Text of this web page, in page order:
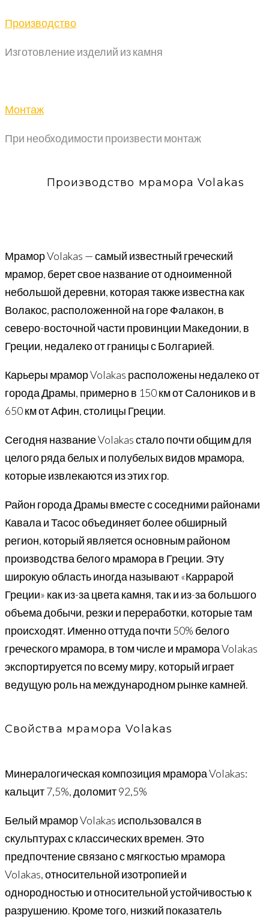
Производство
Изготовление изделий из камня
Монтаж
При необходимости произвести монтаж
Производство мрамора Volakas
Мрамор Volakas — самый известный греческий
мрамор, берет свое название от одноименной
небольшой деревни, которая также известна как
Волакос, расположенной на горе Фалакон, в
северо-восточной части провинции Македонии, в
Греции, недалеко от границы с Болгарией.
Карьеры мрамор Volakas расположены недалеко от
города Драмы, примерно в 150 км от Салоников и в
650 км от Афин, столицы Греции.
Сегодня название Volakas стало почти общим для
целого ряда белых и полубелых видов мрамора,
которые извлекаются из этих гор.
Район города Драмы вместе с соседними районами
Кавала и Тасос объединяет более обширный
регион, который является основным районом
производства белого мрамора в Греции. Эту
широкую область иногда называют «Каррарой
Греции» как из-за цвета камня, так и из-за большого
объема добычи, резки и переработки, которые там
происходят. Именно оттуда почти 50% белого
греческого мрамора, в том числе и мрамора Volakas
экспортируется по всему миру, который играет
ведущую роль на международном рынке камней.
Свойства мрамора Volakas
Минералогическая композиция мрамора Volakas:
кальцит 7,5%, доломит 92,5%
Белый мрамор Volakas использовался в
скульптурах с классических времен. Это
предпочтение связано с мягкостью мрамора
Volakas, относительной изотропией и
однородностью и относительной устойчивостью к
разрушению. Кроме того, низкий показатель